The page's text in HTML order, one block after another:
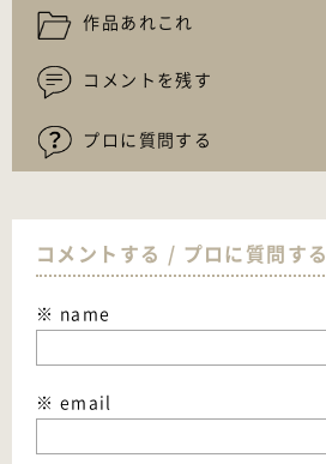
作品あれこれ
コメントを残す
プロに質問する
コメントする / プロに質問する
※ name
※ email